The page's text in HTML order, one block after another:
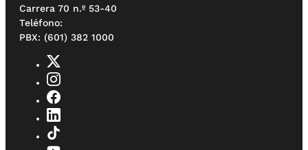
Carrera 70 n.º 53-40
Teléfono:
PBX: (601) 382 1000